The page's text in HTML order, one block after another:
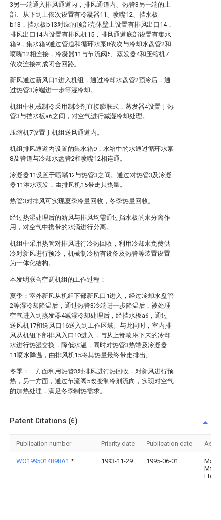
3另一端通入排风通道内，排风通道内、热管3另一端的上
部、从下到上依次设置有冷凝器11、喷嘴12、挡水板
b13，挡水板b13对应的顶部壳体壁上设置有排风出口14，
排风出口14内设置有排风机15，排风通道底部设置有集水
箱9，集水箱9通过管道和循环水泵8依次与冷却水盘管2和
喷嘴12相连接，冷凝器11与节流阀5、蒸发器4和压缩机7
依次连接构成闭合回路。
新风通过新风口1进入机组，通过冷却水盘管2预冷后，通
过热管3冷端进一步等湿冷却。
机组中机械制冷采用制冷剂直接膨胀式，蒸发器4设置于热
管3与挡水板a6之间，对空气进行减湿冷却处理。
压缩机7设置于机组送风通道内。
机组排风通道内设置的集水箱9，水箱中的水通过循环水泵
8及管道与冷却水盘管2和喷嘴12相连通。
冷凝器11设置于喷嘴12与热管3之间。通过对热管3及冷凝
器11淋水蒸发，由排风机15带走其热量。
热管3对排风可实现夏季冷量回收，冬季热量回收。
经过热湿处理后的新风与排风均需通过挡水板的水分离作
用，对空气中携带的水滴进行分离。
机组中采用热管对排风进行冷热回收，利用冷却水免费供
冷对新风进行预冷，机械制冷所有设备及热管等装置设置
为一体化结构。
本发明联合空调机组的工作过程：
夏季：室外新风从机组下部新风口1进入，经过冷却水盘管
2等湿冷却降温后，通过热管3冷端进一步降温后，被处理
空气进入到蒸发器4减湿冷却处理后，经挡水板a6，通过
送风机17和送风口16送入到工作区域。与此同时，室内排
风从机组下部排风入口10进入，与从上部喷淋下来的冷却
水进行热湿交换，降低水温，同时对热管3热端及冷凝器
11喷水降温，由排风机15将其热量最终带走排出。
冬季：一方面利用热管3对排风进行热回收，对新风进行预
热，另一方面，通过节流阀5改变制冷剂流向，实现对空气
的加热处理，满足冬季制热需求。
Patent Citations (6)
Publication number Priority date Publication date
WO1995014898A1 * 1993-11-29 1995-06-01
Mfg.
Ltd.